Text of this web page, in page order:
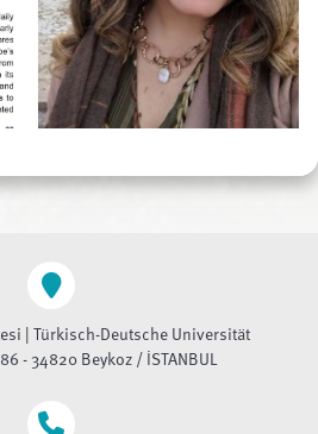
| Türkisch-Deutsche Universität
- 34820 Beykoz / İSTANBUL